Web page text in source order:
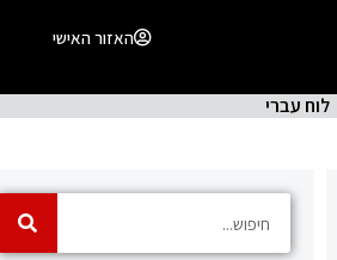
האזור האישי
לוח עברי